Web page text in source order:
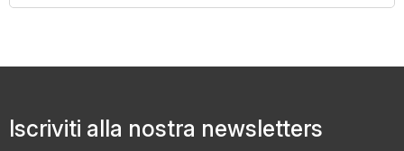
Iscriviti alla nostra newsletters